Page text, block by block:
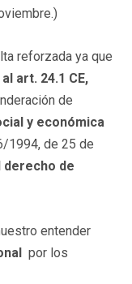
reforzada ya que
art. 24.1 CE,
de
y económica
1994, de 25 de
de
entender
por los